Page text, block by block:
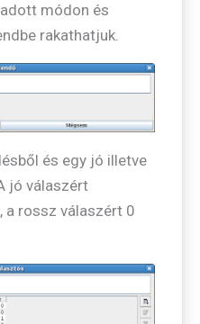
módon és
rakathatjuk.
és egy jó illetve
jó válaszért
rossz válaszért 0